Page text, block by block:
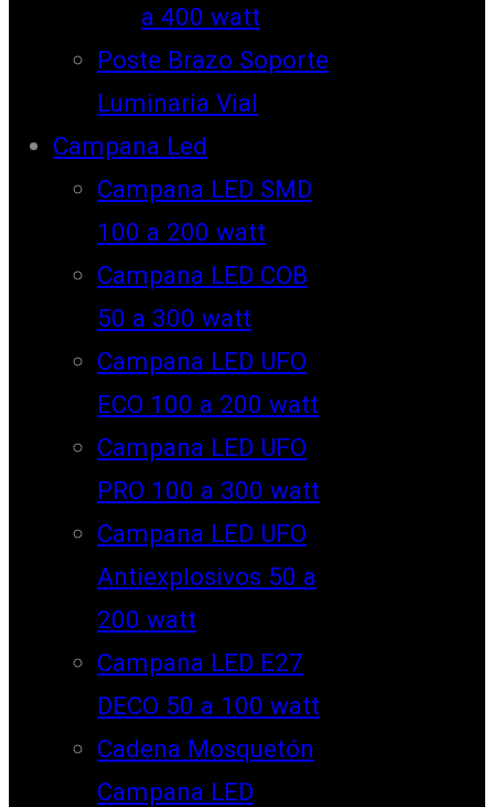
a 400 watt
Poste Brazo Soporte
Luminaria Vial
Campana Led
Campana LED SMD
100 a 200 watt
Campana LED COB
50 a 300 watt
Campana LED UFO
ECO 100 a 200 watt
Campana LED UFO
PRO 100 a 300 watt
Campana LED UFO
Antiexplosivos 50 a
200 watt
Campana LED E27
DECO 50 a 100 watt
Cadena Mosquetón
Campana LED